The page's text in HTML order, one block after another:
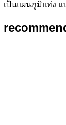
เป็นแผนภูมิแท่ง แ